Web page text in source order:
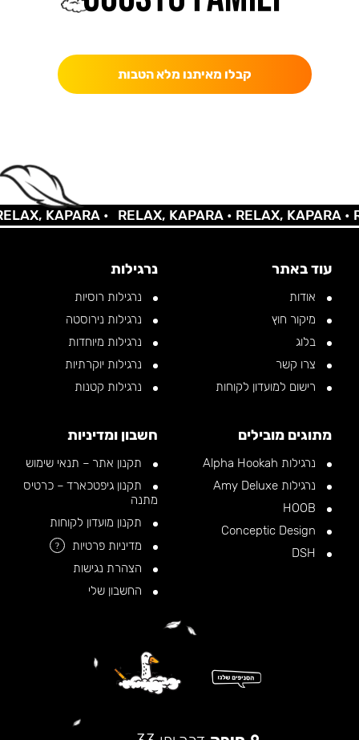
קבלו מאיתנו מלא הטבות
KAPARA • RELAX, KAPARA •RELAX, KAPARA •
עוד באתר
אודות
מיקור חוץ
בלוג
צרו קשר
רישום למועדון לקוחות
נרגילות
נרגילות רוסיות
נרגילות נירוסטה
נרגילות מיוחדות
נרגילות יוקרתיות
נרגילות קטנות
מתוגים מובילים
נרגילות Alpha Hookah
נרגילות Amy Deluxe
חשבון ומדיניות
תקנון אתר – תנאי שימוש
תקנון גיפטכארד – כרטיס
מתנה
תקנון מועדון לקוחות
מדיניות פרטיות
?
הצהרת נגישות
החשבון שלי